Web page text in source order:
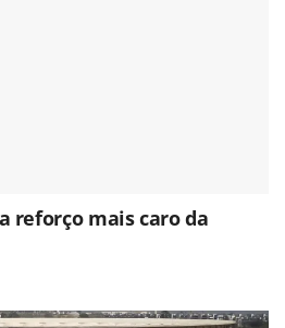
reforço mais caro da